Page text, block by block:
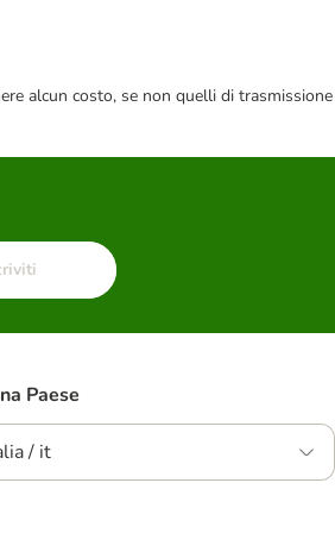
alcun costo, se non quelli di trasmissione
Paese
/ it